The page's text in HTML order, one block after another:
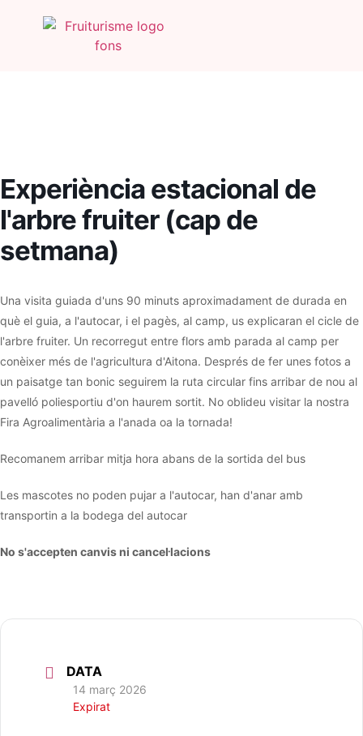
Experiència estacional de
l'arbre fruiter (cap de
setmana)
Una visita guiada d'uns 90 minuts aproximadament de durada en
què el guia, a l'autocar, i el pagès, al camp, us explicaran el cicle de
l'arbre fruiter. Un recorregut entre flors amb parada al camp per
conèixer més de l'agricultura d'Aitona. Després de fer unes fotos a
un paisatge tan bonic seguirem la ruta circular fins arribar de nou al
pavelló poliesportiu d'on haurem sortit. No oblideu visitar la nostra
Fira Agroalimentària a l'anada oa la tornada!
Recomanem arribar mitja hora abans de la sortida del bus
Les mascotes no poden pujar a l'autocar, han d'anar amb
transportin a la bodega del autocar
No s'accepten canvis ni cancel·lacions
DATA
14 març 2026
Expirat